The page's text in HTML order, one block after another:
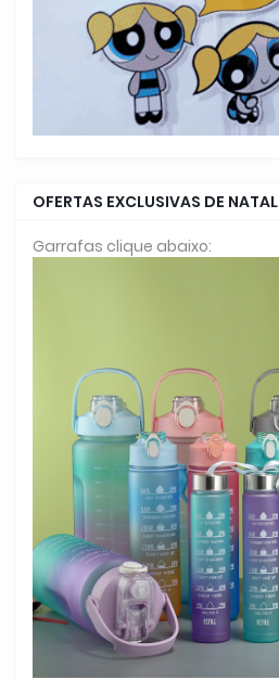
OFERTAS EXCLUSIVAS DE NATAL
Garrafas clique abaixo: